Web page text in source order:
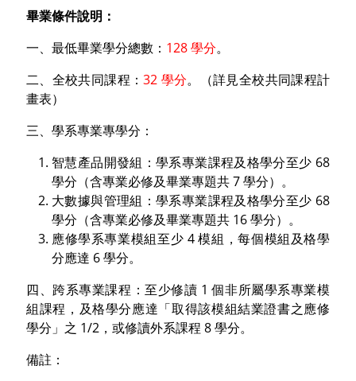
畢業條件說明：
一、最低畢業學分總數： 128 學分。
二、全校共同課程：32 學分。（詳見全校共同課程計
畫表）
三、學系專業專學分：
智慧產品開發組：學系專業課程及格學分至少 68
學分（含專業必修及畢業專題共 7 學分）。
大數據與管理組：學系專業課程及格學分至少 68
學分（含專業必修及畢業專題共 16 學分）。
應修學系專業模組至少 4 模組，每個模組及格學
分應達 6 學分。
四、跨系專業課程：至少修讀 1 個非所屬學系專業模
組課程，及格學分應達「取得該模組結業證書之應修
學分」之 1/2，或修讀外系課程 8 學分。
備註：